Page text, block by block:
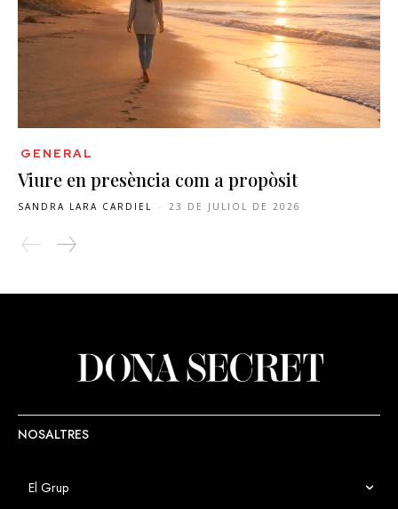
GENERAL
Viure en presència com a propòsit
SANDRA LARA CARDIEL - 23 DE JULIOL DE 2026
NOSALTRES
El Grup